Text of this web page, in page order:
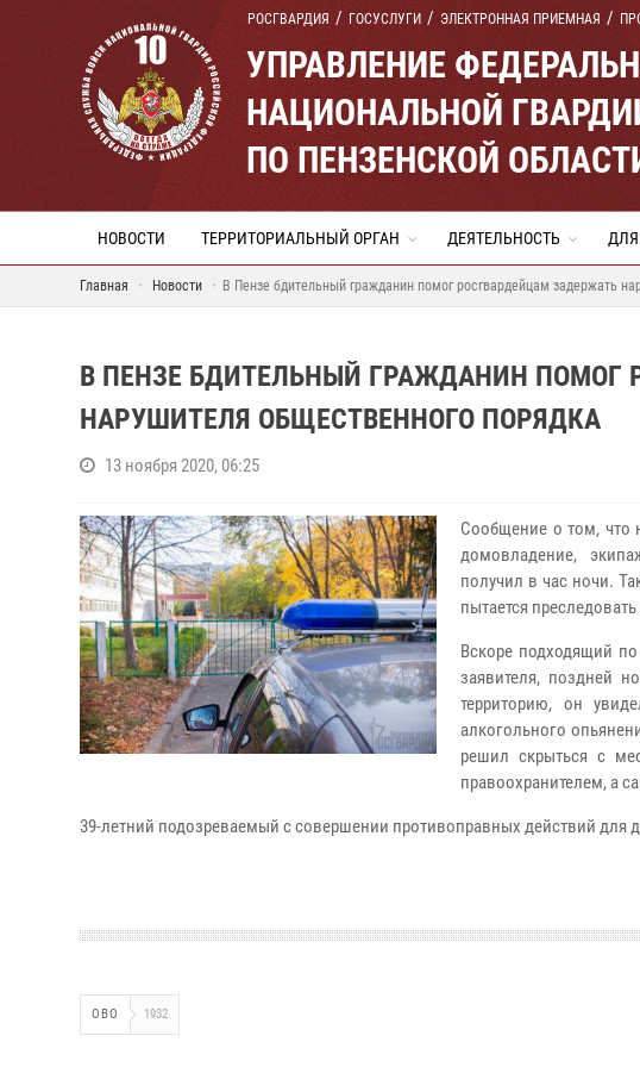
РОСГВАРДИЯ ГОСУСЛУГИ ЭЛЕКТРОННАЯ ПРИЕМНАЯ
УПРАВЛЕНИЕ
НАЦИОНАЛЬНОЙ
ПО ПЕНЗЕНСКОЙ
НОВОСТИ ТЕРРИТОРИАЛЬНЫЙ ОРГАН ДЕЯТЕЛЬНОСТЬ
Главная Новости В Пензе бдительный гражданин помог росгвардейцам задержать
В ПЕНЗЕ БДИТЕЛЬНЫЙ ГРАЖДАНИН ПОМОГ
НАРУШИТЕЛЯ ОБЩЕСТВЕННОГО ПОРЯДКА
13 ноября 2020, 06:25
Сообщение о том, что
домовладение,
получил в час ночи.
пытается
Вскоре подходящий
заявителя, поздней
территорию, он
алкогольного
решил скрыться с
правоохранителем, а
39-летний подозреваемый с совершении противоправных действий для
ОВО 1932